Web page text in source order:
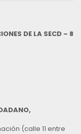
DE LA SECD – 8
(calle 11 entre